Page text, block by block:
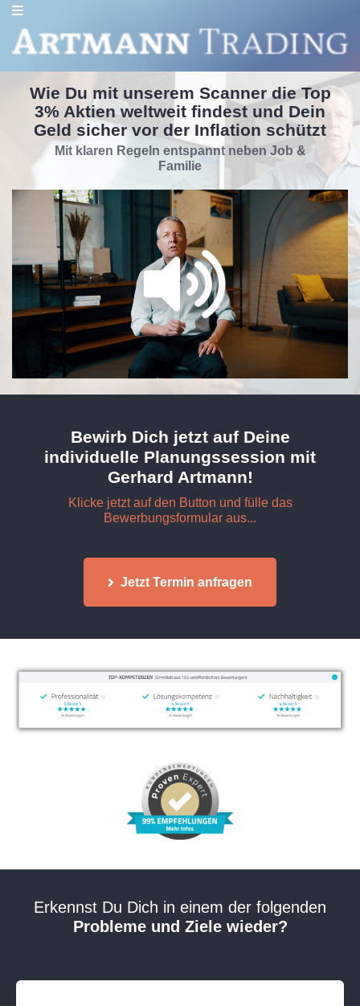
Wie Du mit unserem Scanner die Top
3% Aktien weltweit findest und Dein
Geld sicher vor der Inflation schützt
Mit klaren Regeln entspannt neben Job &
Familie
Unmute / Loaded
100.00%
Rate
Bewirb Dich jetzt auf Deine
individuelle Planungssession mit
Gerhard Artmann!
Klicke jetzt auf den Button und fülle das
Bewerbungsformular aus...
Jetzt Termin anfragen
Erkennst Du Dich in einem der folgenden
Probleme und Ziele wieder?